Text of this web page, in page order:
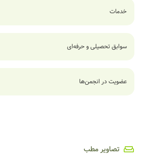
خدمات
سوابق تحصیلی و حرفه‌ای
عضویت در انجمن‌ها
تصاویر مطب